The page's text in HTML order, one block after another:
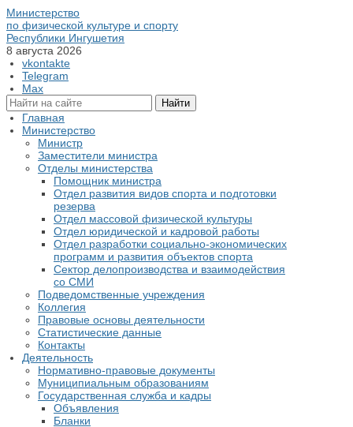
Министерство
по физической культуре и спорту
Республики Ингушетия
8 августа 2026
vkontakte
Telegram
Max
Главная
Министерство
Министр
Заместители министра
Отделы министерства
Помощник министра
Отдел развития видов спорта и подготовки
резерва
Отдел массовой физической культуры
Отдел юридической и кадровой работы
Отдел разработки социально-экономических
программ и развития объектов спорта
Сектор делопроизводства и взаимодействия
со СМИ
Подведомственные учреждения
Коллегия
Правовые основы деятельности
Статистические данные
Контакты
Деятельность
Нормативно-правовые документы
Муниципиальным образованиям
Государственная служба и кадры
Объявления
Бланки